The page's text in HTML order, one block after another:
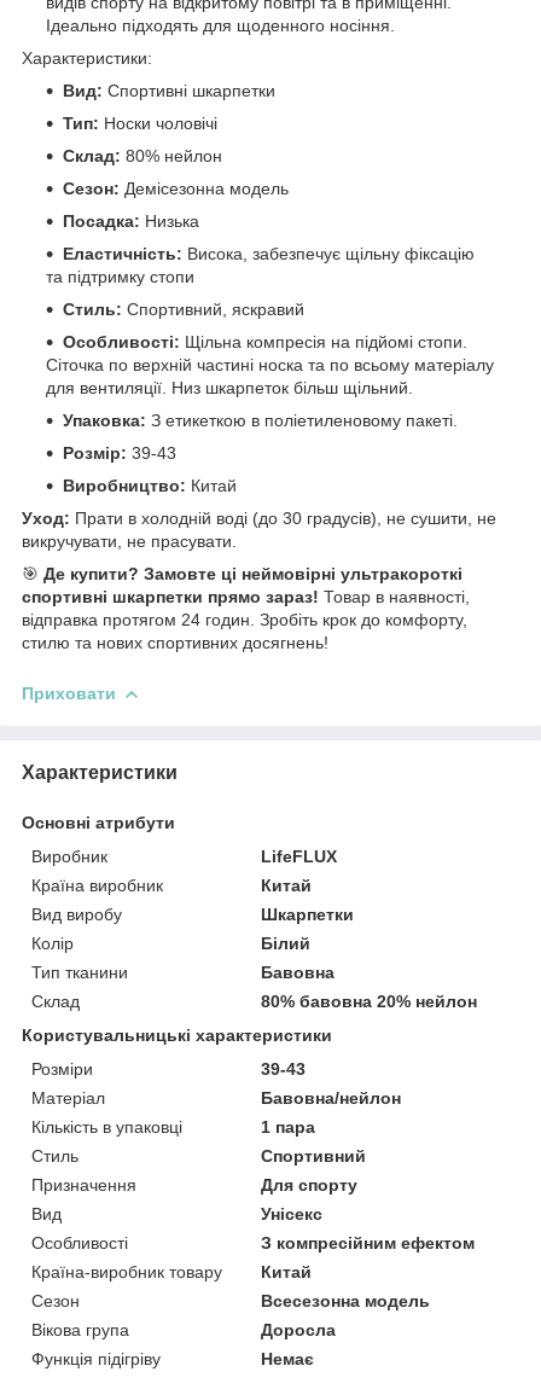
Ідеально підходять для щоденного носіння.
Характеристики:
Вид: Спортивні шкарпетки
Тип: Носки чоловічі
Склад: 80% нейлон
Сезон: Демісезонна модель
Посадка: Низька
Еластичність: Висока, забезпечує щільну фіксацію
та підтримку стопи
Стиль: Спортивний, яскравий
Особливості: Щільна компресія на підйомі стопи.
Сіточка по верхній частині носка та по всьому матеріалу
для вентиляції. Низ шкарпеток більш щільний.
Упаковка: З етикеткою в поліетиленовому пакеті.
Розмір: 39-43
Виробництво: Китай
Уход: Прати в холодній воді (до 30 градусів), не сушити, не
викручувати, не прасувати.
🎯 Де купити? Замовте ці неймовірні ультракороткі
спортивні шкарпетки прямо зараз! Товар в наявності,
відправка протягом 24 годин. Зробіть крок до комфорту,
стилю та нових спортивних досягнень!
Приховати
Характеристики
Основні атрибути
Виробник
LifeFLUX
Країна виробник
Китай
Вид виробу
Шкарпетки
Колір
Білий
Тип тканини
Бавовна
Склад
80% бавовна 20% нейлон
Користувальницькі характеристики
Розміри
39-43
Матеріал
Бавовна/нейлон
Кількість в упаковці
1 пара
Стиль
Спортивний
Призначення
Для спорту
Вид
Унісекс
Особливості
З компресійним ефектом
Країна-виробник товару
Китай
Сезон
Всесезонна модель
Вікова група
Доросла
Функція підігріву
Немає